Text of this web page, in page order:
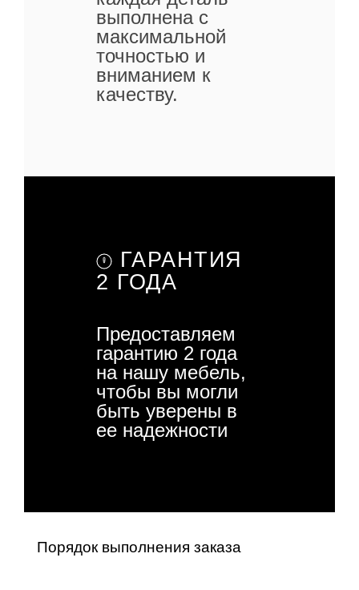
выполнена с
максимальной
точностью и
вниманием к
качеству.
ГАРАНТИЯ
2 ГОДА
Предоставляем
гарантию 2 года
на нашу мебель,
чтобы вы могли
быть уверены в
ее надежности
Порядок выполнения заказа